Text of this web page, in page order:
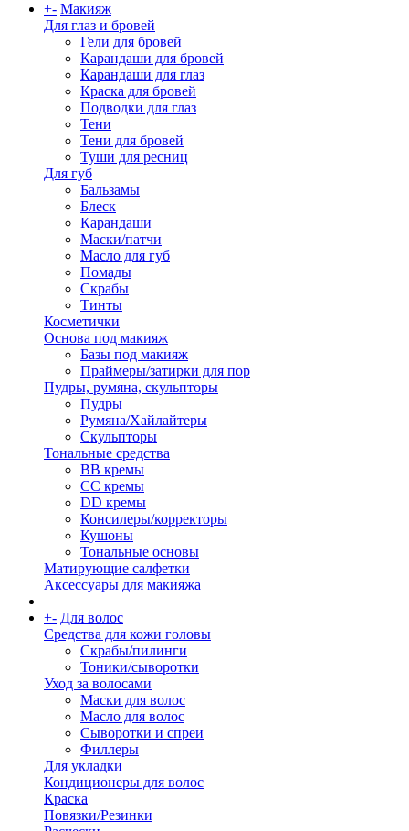
+- Макияж
Для глаз и бровей
Гели для бровей
Карандаши для бровей
Карандаши для глаз
Краска для бровей
Подводки для глаз
Тени
Тени для бровей
Туши для ресниц
Для губ
Бальзамы
Блеск
Карандаши
Маски/патчи
Масло для губ
Помады
Скрабы
Тинты
Косметички
Основа под макияж
Базы под макияж
Праймеры/затирки для пор
Пудры, румяна, скульпторы
Пудры
Румяна/Хайлайтеры
Скульпторы
Тональные средства
BB кремы
CC кремы
DD кремы
Консилеры/корректоры
Кушоны
Тональные основы
Матирующие салфетки
Аксессуары для макияжа
+- Для волос
Средства для кожи головы
Скрабы/пилинги
Тоники/сыворотки
Уход за волосами
Маски для волос
Масло для волос
Сыворотки и спреи
Филлеры
Для укладки
Кондиционеры для волос
Краска
Повязки/Резинки